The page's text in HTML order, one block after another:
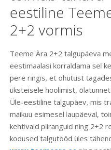
eestiline
2+2 vormis
Teeme Ära 2+2 talgupäeva
eestimaalasi korraldama sel
pere ringis, et ohutust
üksteisele hoolimist,
Üle-eestiline talgupäev, mis
maikuu esimesel laupäeval,
kehtivaid piiranguid ning 2+2
kodused talgutööd üles